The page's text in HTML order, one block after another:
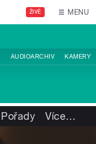
ŽIVĚ MENU
AUDIOARCHIV KAMERY
Pořady Více…